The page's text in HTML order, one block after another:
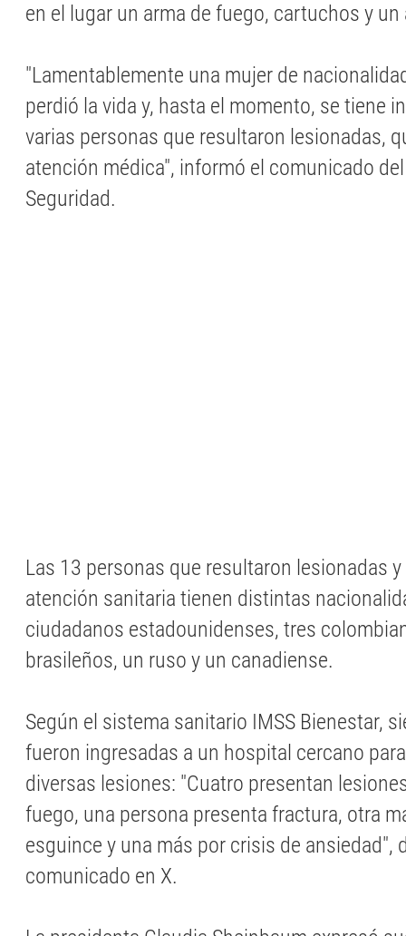
en el lugar un arma de fuego, cartuchos y
"Lamentablemente una mujer de
perdió la vida y, hasta el momento, se tiene
varias personas que resultaron lesionadas,
atención médica", informó el comunicado
Seguridad.
Las 13 personas que resultaron lesionadas
atención sanitaria tienen distintas
ciudadanos estadounidenses, tres
brasileños, un ruso y un canadiense.
Según el sistema sanitario IMSS Bienestar,
fueron ingresadas a un hospital cercano
diversas lesiones: "Cuatro presentan
fuego, una persona presenta fractura, otra
esguince y una más por crisis de ansiedad",
comunicado en X.